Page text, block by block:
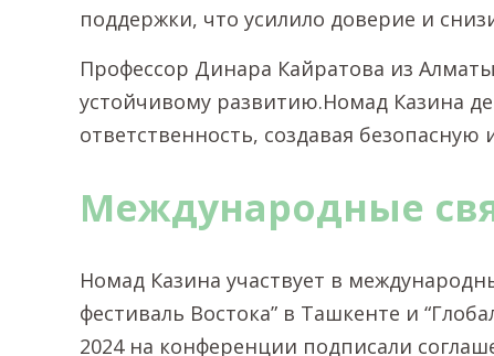
поддержки, что усилило доверие и
Профессор Динара Кайратова из
устойчивому развитию.Номад Казина
ответственность, создавая
Международные
Номад Казина участвует в
фестиваль Востока” в Ташкенте и
2024 на конференции подписали